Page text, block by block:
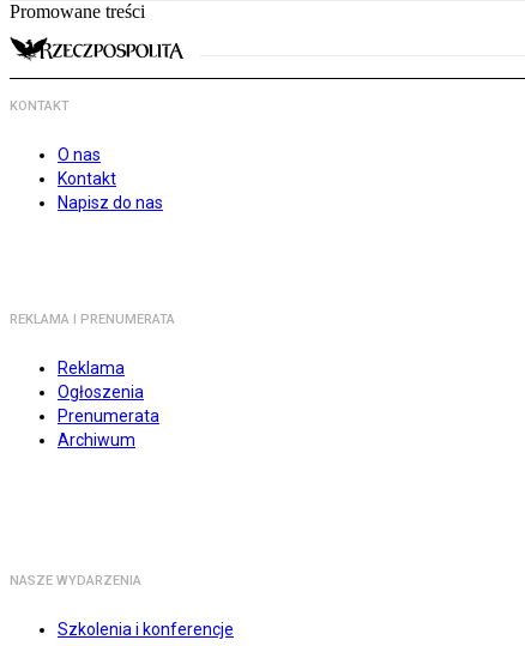
Promowane treści
KONTAKT
O nas
Kontakt
Napisz do nas
REKLAMA I PRENUMERATA
Reklama
Ogłoszenia
Prenumerata
Archiwum
NASZE WYDARZENIA
Szkolenia i konferencje